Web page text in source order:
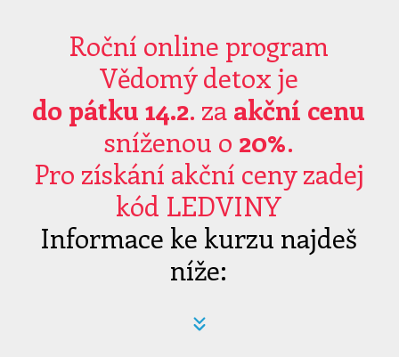
Roční online program
Vědomý detox je
do pátku 14.2. za akční cenu
sníženou o 20%.
Pro získání akční ceny zadej
kód LEDVINY
Informace ke kurzu najdeš
níže: